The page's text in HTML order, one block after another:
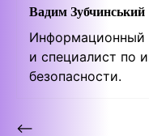
Вадим Зубчинський
Информационный
и специалист по
безопасности.
Post
⟵